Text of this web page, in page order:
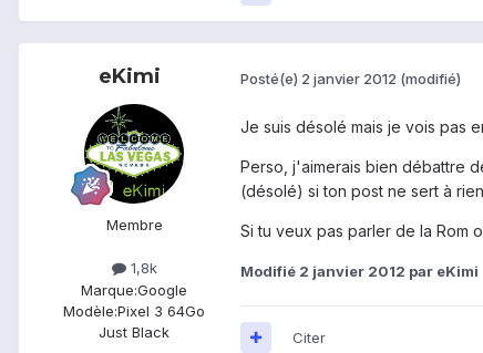
eKimi
Membre
1,8k
Marque:Google
Modèle:Pixel 3 64Go
Just Black
Posté(e) 2 janvier 2012 (modifié)
Je suis désolé mais je vois pas
Perso, j'aimerais bien débattre
(désolé) si ton post ne sert à
Si tu veux pas parler de la Rom
Modifié 2 janvier 2012 par eKimi
Citer